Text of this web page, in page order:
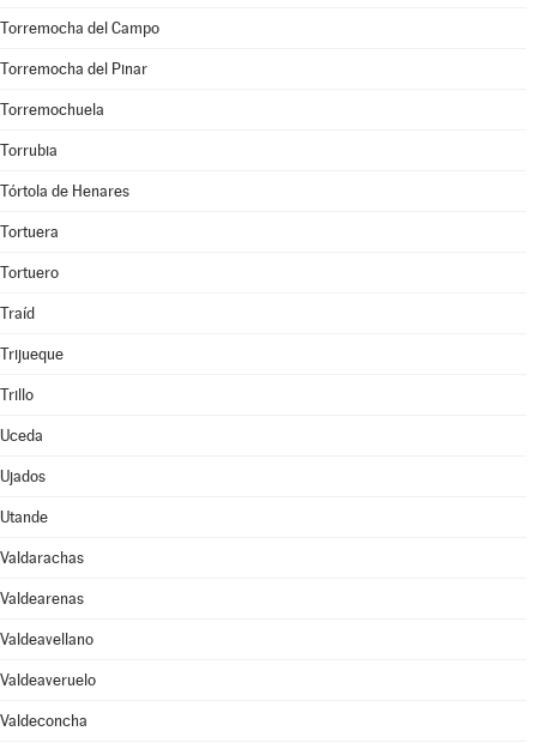
Torremocha del Campo
Torremocha del Pinar
Torremochuela
Torrubia
Tórtola de Henares
Tortuera
Tortuero
Traíd
Trijueque
Trillo
Uceda
Ujados
Utande
Valdarachas
Valdearenas
Valdeavellano
Valdeaveruelo
Valdeconcha